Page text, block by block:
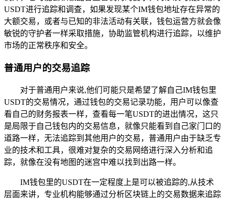
USDT进行追踪和调查，如果发现某个IM钱包地址存在异常的
大额交易，或者与已知的非法活动有关联，钱包运营方就会像
敏锐的守护者一样采取措施，协助监管机构进行追踪，以维护
市场的正常秩序和安全。
普通用户的交易追踪
对于普通用户来说,他们可能只是希望了解自己IM钱包里
USDT的交易情况，通过钱包的交易记录功能，用户可以像查
看自己的财务报表一样，查看每一笔USDT的进出情况，这只
是局限于自己钱包内的交易信息，就像只能看到自己家门口的
道路一样，无法追踪到其他用户的交易，普通用户由于缺乏专
业的技术和工具，很难对复杂的交易网络进行深入分析和追
踪，就像在没有地图的迷宫中难以找到出路一样。
IM钱包里的USDT在一定程度上是可以被追踪的,从技术
层面来讲，专业机构能够通过分析区块链上的交易数据来追踪